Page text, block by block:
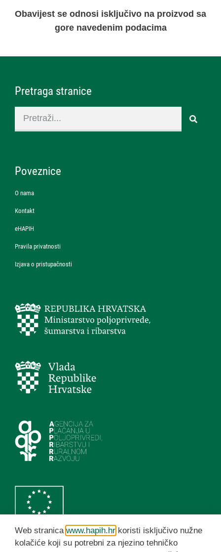
Obavijest se odnosi isključivo na proizvod sa
gore navedenim podacima
Pretraga stranice
Poveznice
O nama
Kontakt
eHAPIH
Pravila privatnosti
Izjava o pristupačnosti
Web stranica www.hapih.hr koristi isključivo nužne
kolačiće koji su potrebni za njezino tehničko